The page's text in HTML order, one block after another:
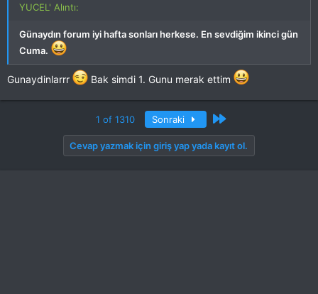
YUCEL' Alıntı:
Günaydın forum iyi hafta sonları herkese. En sevdiğim ikinci gün
Cuma.
Gunaydinlarrr Bak simdi 1. Gunu merak ettim
1 of 1310 Sonraki Son
Cevap yazmak için giriş yap yada kayıt ol.